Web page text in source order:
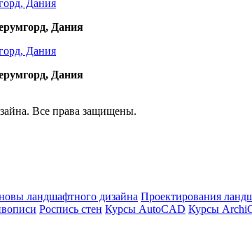
Дания
Дания
Все права защищены.
ландшафтного дизайна Проектирования
Роспись стен Курсы AutoCAD Курсы